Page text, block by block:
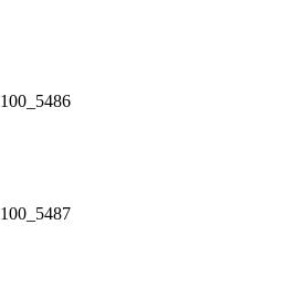
100_5486
100_5487